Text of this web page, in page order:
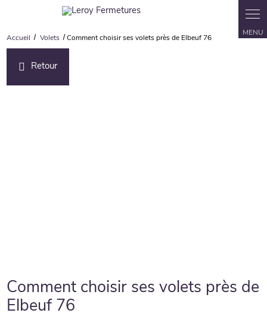
Accueil Volets Comment choisir ses volets près de Elbeuf 76
Retour
Comment choisir ses volets près de
Elbeuf 76